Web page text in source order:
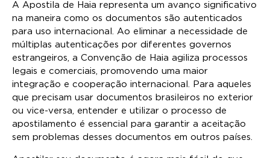
A Apostila de Haia representa um avanço significativo
na maneira como os documentos são autenticados
para uso internacional. Ao eliminar a necessidade de
múltiplas autenticações por diferentes governos
estrangeiros, a Convenção de Haia agiliza processos
legais e comerciais, promovendo uma maior
integração e cooperação internacional. Para aqueles
que precisam usar documentos brasileiros no exterior
ou vice-versa, entender e utilizar o processo de
apostilamento é essencial para garantir a aceitação
sem problemas desses documentos em outros países.